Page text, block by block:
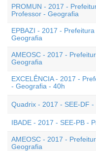
PROMUN - 2017 -
Professor - Geografia
EPBAZI - 2017 -
Geografia
AMEOSC - 2017 -
Geografia
EXCELÊNCIA - 2017 -
- Geografia - 40h
Quadrix - 2017 - SEE-DF
IBADE - 2017 - SEE-PB -
AMEOSC - 2017 -
Geografia